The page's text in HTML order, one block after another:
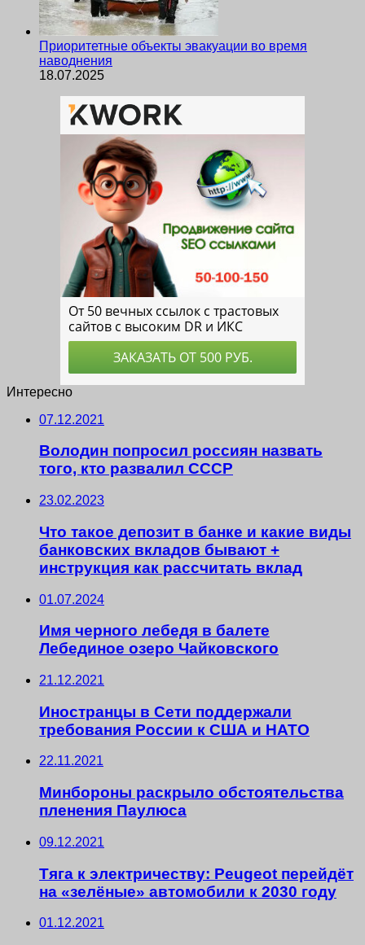
Приоритетные объекты эвакуации во время
наводнения
18.07.2025
Интересно
07.12.2021
Володин попросил россиян назвать
того, кто развалил СССР
23.02.2023
Что такое депозит в банке и какие виды
банковских вкладов бывают +
инструкция как рассчитать вклад
01.07.2024
Имя черного лебедя в балете
Лебединое озеро Чайковского
21.12.2021
Иностранцы в Сети поддержали
требования России к США и НАТО
22.11.2021
Минбороны раскрыло обстоятельства
пленения Паулюса
09.12.2021
Тяга к электричеству: Peugeot перейдёт
на «зелёные» автомобили к 2030 году
01.12.2021